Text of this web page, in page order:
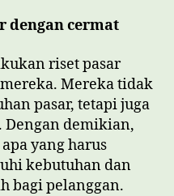
dengan cermat
riset pasar
Mereka tidak
pasar, tetapi juga
demikian,
yang harus
kebutuhan dan
bagi pelanggan.